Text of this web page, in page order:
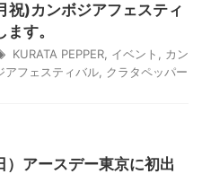
)カンボジアフェスティ
す。
KURATA PEPPER イベント
カン
アフェスティバル クラタペッパー
アースデー東京に初出